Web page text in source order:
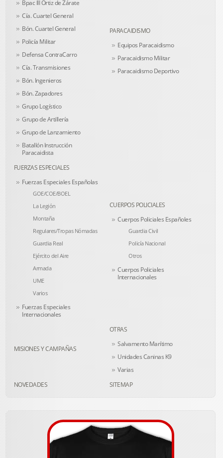
Bpac III Ortiz de Zárate
Cía. Cuartel General
Bón. Cuartel General
Policía Militar
Defensa ContraCarro
Cía. Transmisiones
Bón. Ingenieros
Bón. Zapadores
Grupo Logístico
Grupo de Artillería
Grupo de Lanzamiento
Batallón Instrucción
Paracaidista
PARACAIDISMO
Equipos Paracaidismo
Paracaidismo Militar
Paracaidismo Deportivo
FUERZAS ESPECIALES
Fuerzas Especiales Españolas
GOE/COE/BOEL
La Legión
Montaña
Regulares/Tropas Nómadas
Guardia Real
Ejército del Aire
Armada
UME
Varios
Fuerzas Especiales
Internacionales
CUERPOS POLICIALES
Cuerpos Policiales Españoles
Guardia Civil
Policía Nacional
Otros
Cuerpos Policiales
Internacionales
MISIONES Y CAMPAÑAS
OTRAS
Salvamento Marítimo
Unidades Caninas K9
Varias
NOVEDADES
SITEMAP